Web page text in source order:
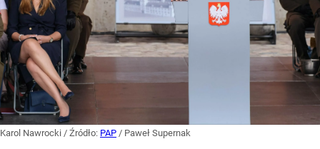
Karol Nawrocki / Źródło: PAP / Paweł Supernak